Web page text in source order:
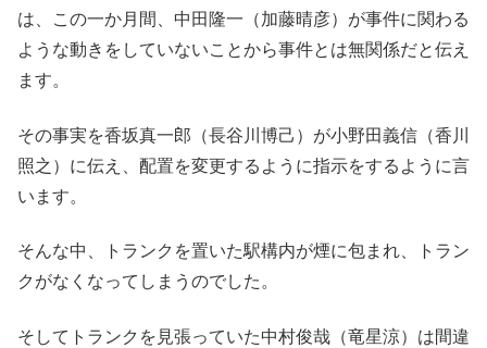
は、この一か月間、中田隆一（加藤晴彦）が事件に関わる
ような動きをしていないことから事件とは無関係だと伝え
ます。
その事実を香坂真一郎（長谷川博己）が小野田義信（香川
照之）に伝え、配置を変更するように指示をするように言
います。
そんな中、トランクを置いた駅構内が煙に包まれ、トラン
クがなくなってしまうのでした。
そしてトランクを見張っていた中村俊哉（竜星涼）は間違